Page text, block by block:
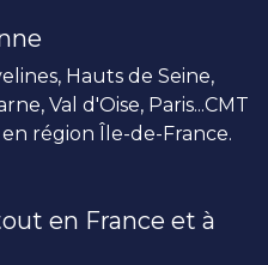
Hauts de Seine,
Val d'Oise, Paris...CMT
région Île-de-France.
en France et à